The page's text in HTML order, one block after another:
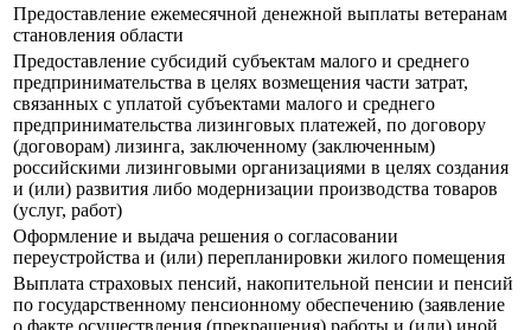
Предоставление ежемесячной денежной выплаты ветеранам
становления области
Предоставление субсидий субъектам малого и среднего
предпринимательства в целях возмещения части затрат,
связанных с уплатой субъектами малого и среднего
предпринимательства лизинговых платежей, по договору
(договорам) лизинга, заключенному (заключенным)
российскими лизинговыми организациями в целях создания
и (или) развития либо модернизации производства товаров
(услуг, работ)
Оформление и выдача решения о согласовании
переустройства и (или) перепланировки жилого помещения
Выплата страховых пенсий, накопительной пенсии и пенсий
по государственному пенсионному обеспечению (заявление